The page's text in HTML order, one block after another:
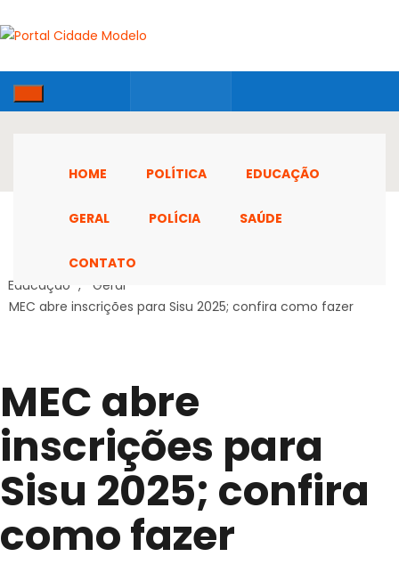
HOME POLÍTICA EDUCAÇÃO
GERAL POLÍCIA SAÚDE
CONTATO
Educação ,
Geral
MEC abre inscrições para Sisu 2025; confira como fazer
MEC abre
inscrições para
Sisu 2025; confira
como fazer